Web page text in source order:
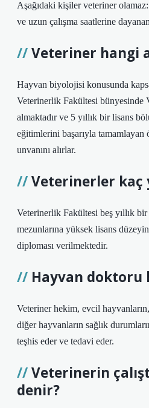
Aşağıdaki kişiler veteriner
ve uzun çalışma saatlerine
Veteriner hangi
Hayvan biyolojisi konusunda
Veterinerlik Fakültesi bünyesinde
almaktadır ve 5 yıllık bir lisans
eğitimlerini başarıyla tamamlayan
unvanını alırlar.
Veterinerler kaç
Veterinerlik Fakültesi beş yıllık
mezunlarına yüksek lisans
diploması verilmektedir.
Hayvan doktoru
Veteriner hekim, evcil
diğer hayvanların sağlık
teşhis eder ve tedavi eder.
Veterinerin
denir?